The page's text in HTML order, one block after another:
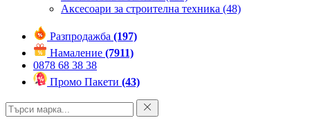
Аксесоари за строителна техника (48)
Разпродажба (197)
Намаление (7911)
0878 68 38 38
Промо Пакети (43)